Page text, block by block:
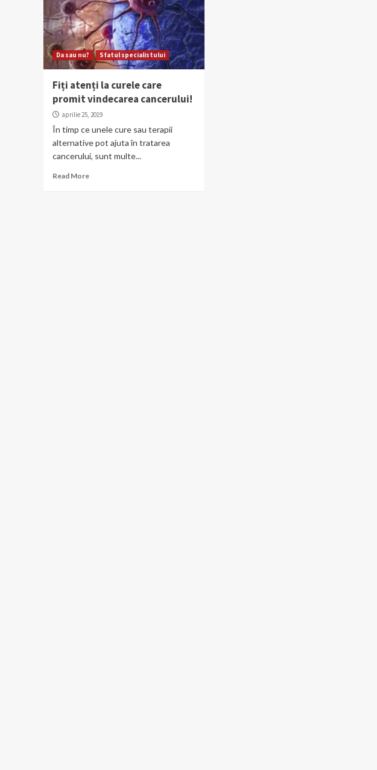
Da sau nu? Sfatul specialistului
Fiți atenți la curele care
promit vindecarea cancerului!
aprilie 25, 2019
În timp ce unele cure sau terapii
alternative pot ajuta în tratarea
cancerului, sunt multe...
Read More